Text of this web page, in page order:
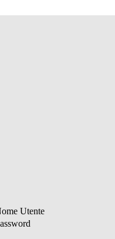
Utente